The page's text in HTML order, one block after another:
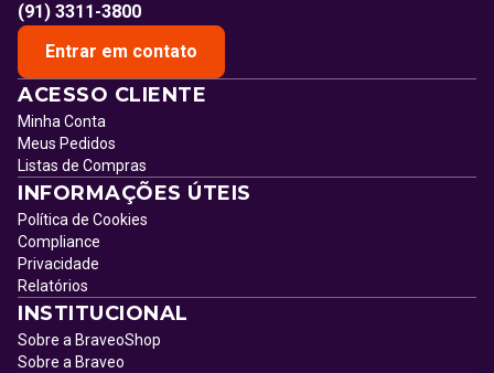
(91) 3311-3800
Entrar em contato
ACESSO CLIENTE
Minha Conta
Meus Pedidos
Listas de Compras
INFORMAÇÕES ÚTEIS
Política de Cookies
Compliance
Privacidade
Relatórios
INSTITUCIONAL
Sobre a BraveoShop
Sobre a Braveo